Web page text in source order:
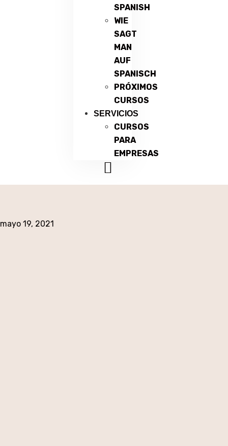
SPANISH
WIE
SAGT
MAN
AUF
SPANISCH
PRÓXIMOS
CURSOS
SERVICIOS
CURSOS
PARA
EMPRESAS
mayo 19, 2021